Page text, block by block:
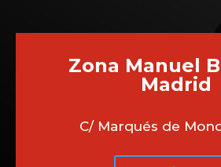
Zona Manuel
Madrid
C/ Marqués de